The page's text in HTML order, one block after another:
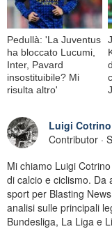
Pedullà: 'La Juventus
ha bloccato Lucumi,
Inter, Pavard
insostituibile? Mi
risulta altro'
Luigi Cotrino
Contributor ·
Mi chiamo Luigi
di calcio e ciclismo. Da
sport per Blasting
analisi sulle principali
Bundesliga, La Liga e